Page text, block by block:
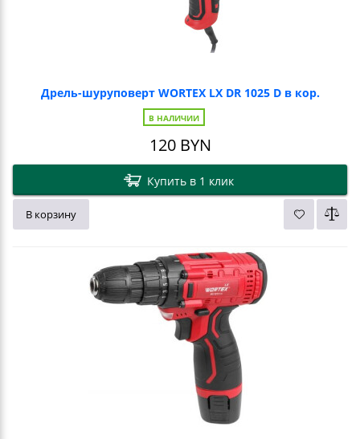
Дрель-шуруповерт WORTEX LX DR 1025 D в кор.
В НАЛИЧИИ
120BYN
Купить в 1 клик
В корзину